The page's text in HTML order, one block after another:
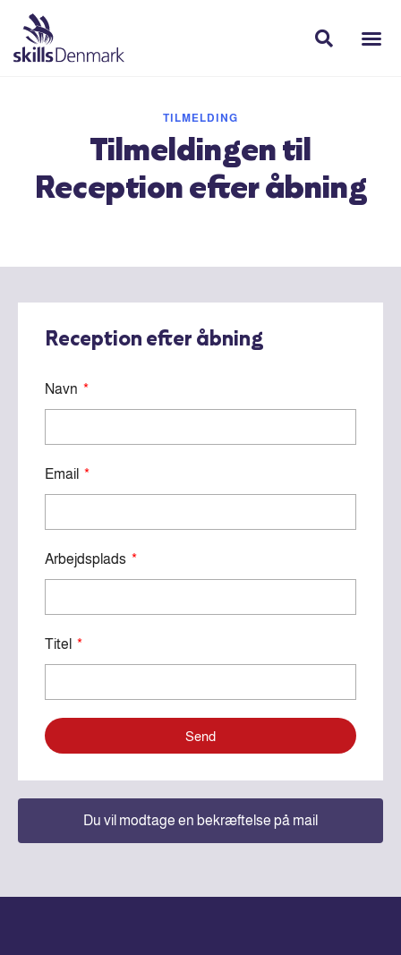
TILMELDING
Tilmeldingen til
Reception efter åbning
Reception efter åbning
Navn
Email
Arbejdsplads
Titel
Send
Du vil modtage en bekræftelse på mail